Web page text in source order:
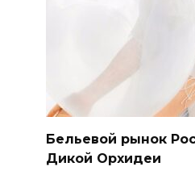
Бельевой рынок
Дикой Орхидеи